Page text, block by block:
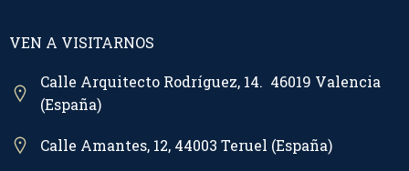
VEN A VISITARNOS
Calle Arquitecto Rodríguez, 14. 46019 Valencia
(España)
Calle Amantes, 12, 44003 Teruel (España)